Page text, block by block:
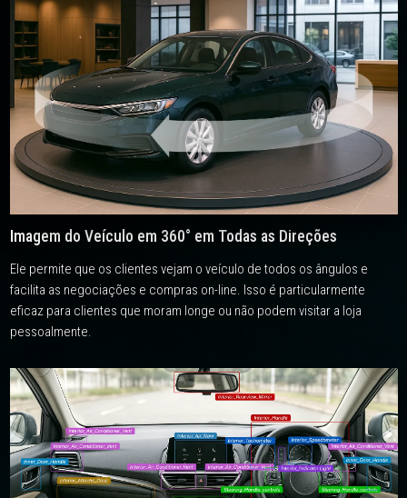
Imagem do Veículo em 360° em Todas as Direções
Ele permite que os clientes vejam o veículo de todos os ângulos e
facilita as negociações e compras on-line. Isso é particularmente
eficaz para clientes que moram longe ou não podem visitar a loja
pessoalmente.